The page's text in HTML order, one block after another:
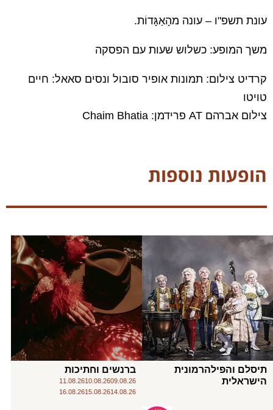
עונת תשפ"ו – עונה מהָאַגָּדוֹת.
משך המופע: כשלוש שעות עם הפסקה
קרדיט צילום: תמונות אופיר סובול ונסים סאאל: חיים
טויטו
צילום אברהם AT פרידמן: Chaim Bhatia
הופעות נוספות
תיסלם והפילהרמונית
הישראלית
ברנשים וחתיכות
09.08.26
10.08.26
11.08.26
14.08.26
15.08.26
16.08.26